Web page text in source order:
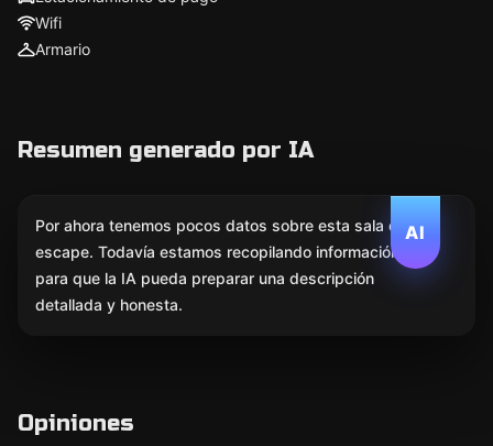
Wifi
Armario
Resumen generado por IA
AI
Por ahora tenemos pocos datos sobre esta sala de
escape. Todavía estamos recopilando información
para que la IA pueda preparar una descripción
detallada y honesta.
Opiniones